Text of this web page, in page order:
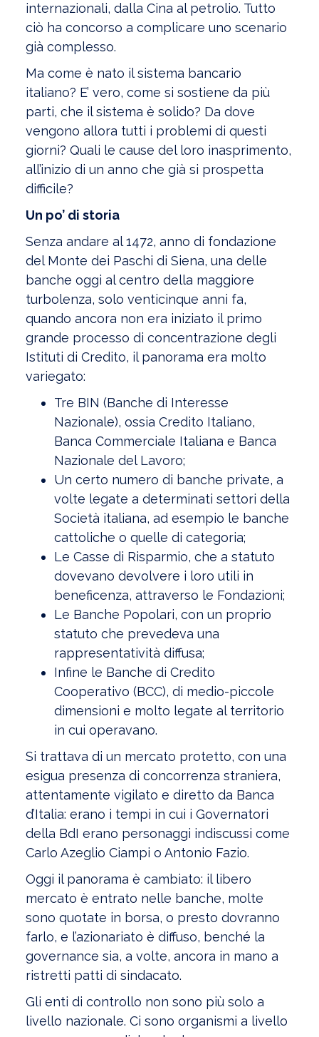
internazionali, dalla Cina al petrolio. Tutto
ciò ha concorso a complicare uno scenario
già complesso.
Ma come è nato il sistema bancario
italiano? E’ vero, come si sostiene da più
parti, che il sistema è solido? Da dove
vengono allora tutti i problemi di questi
giorni? Quali le cause del loro inasprimento,
all’inizio di un anno che già si prospetta
difficile?
Un po’ di storia
Senza andare al 1472, anno di fondazione
del Monte dei Paschi di Siena, una delle
banche oggi al centro della maggiore
turbolenza, solo venticinque anni fa,
quando ancora non era iniziato il primo
grande processo di concentrazione degli
Istituti di Credito, il panorama era molto
variegato:
Tre BIN (Banche di Interesse
Nazionale), ossia Credito Italiano,
Banca Commerciale Italiana e Banca
Nazionale del Lavoro;
Un certo numero di banche private, a
volte legate a determinati settori della
Società italiana, ad esempio le banche
cattoliche o quelle di categoria;
Le Casse di Risparmio, che a statuto
dovevano devolvere i loro utili in
beneficenza, attraverso le Fondazioni;
Le Banche Popolari, con un proprio
statuto che prevedeva una
rappresentatività diffusa;
Infine le Banche di Credito
Cooperativo (BCC), di medio-piccole
dimensioni e molto legate al territorio
in cui operavano.
Si trattava di un mercato protetto, con una
esigua presenza di concorrenza straniera,
attentamente vigilato e diretto da Banca
d’Italia: erano i tempi in cui i Governatori
della BdI erano personaggi indiscussi come
Carlo Azeglio Ciampi o Antonio Fazio.
Oggi il panorama è cambiato: il libero
mercato è entrato nelle banche, molte
sono quotate in borsa, o presto dovranno
farlo, e l’azionariato è diffuso, benché la
governance sia, a volte, ancora in mano a
ristretti patti di sindacato.
Gli enti di controllo non sono più solo a
livello nazionale. Ci sono organismi a livello